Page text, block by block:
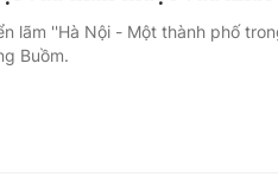
lãm ''Hà Nội - Một thành phố
Buồm.